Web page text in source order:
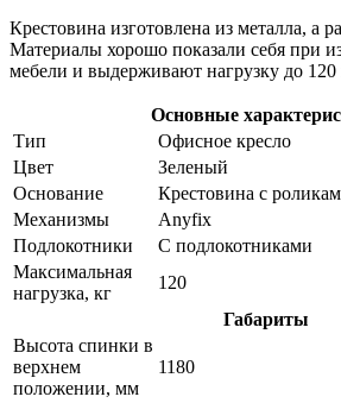
Крестовина изготовлена из металла, а
Материалы хорошо показали себя при
мебели и выдерживают нагрузку до 120
Основные
Тип
Офисное кресло
Цвет
Зеленый
Основание
Крестовина с
Механизмы
Anyfix
Подлокотники
С подлокотниками
Максимальная
нагрузка, кг
120
Габариты
Высота спинки в
верхнем
положении, мм
1180